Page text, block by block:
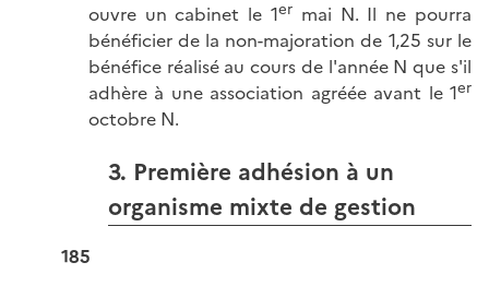
ouvre un cabinet le 1er mai N. Il ne pourra
bénéficier de la non-majoration de 1,25 sur le
bénéfice réalisé au cours de l'année N que s'il
adhère à une association agréée avant le 1er
octobre N.
3. Première adhésion à un
organisme mixte de gestion
185